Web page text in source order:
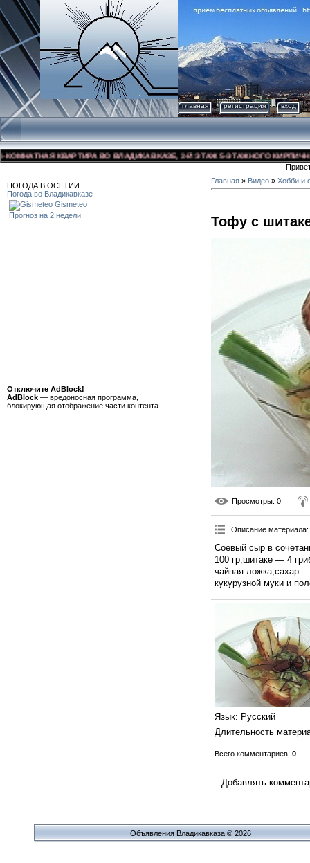
главная регистрация вход
КВАРТИРА ВО ВЛАДИКАВКАЗЕ, 3-Й ЭТАЖ 5-ЭТАЖНОГО
ПОГОДА В ОСЕТИИ
Погода во Владикавказе
Gismeteo
Прогноз на 2 недели
Отключите AdBlock!
AdBlock — вредоносная программа,
блокирующая отображение части контента.
Главная » Видео » Хобби и
Тофу с
Просмотры: 0
Описание материала:
Соевый сыр в
100 гр;шитаке — 4
чайная ложка;сахар
кукурузной муки и
Язык: Русский
Длительность
Всего комментариев: 0
Добавлять
Объявления Владикавказа © 2026